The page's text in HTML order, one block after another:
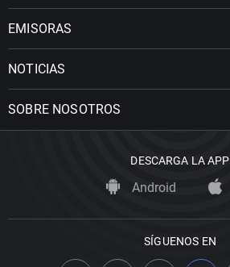
EMISORAS
NOTICIAS
SOBRE NOSOTROS
DESCARGA LA APP
Android
SÍGUENOS EN